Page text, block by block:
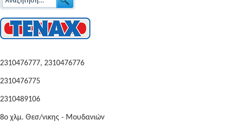
2310476777, 2310476776
2310476775
2310489106
8o χλμ. Θεσ/νικης - Μουδανιών